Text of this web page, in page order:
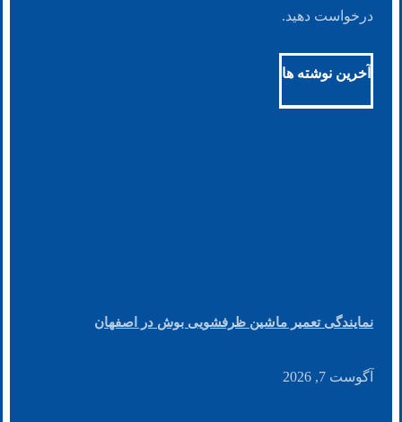
درخواست دهید.
آخرین نوشته ها
نمایندگی تعمیر ماشین ظرفشویی بوش در اصفهان
آگوست 7, 2026